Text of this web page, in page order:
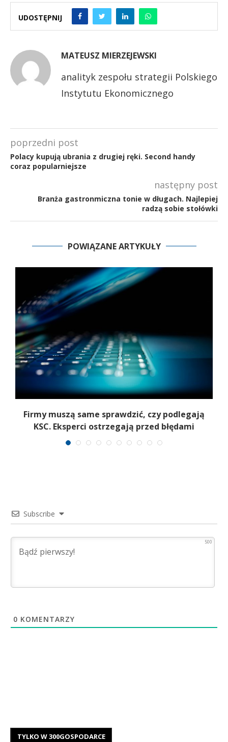
UDOSTĘPNIJ
MATEUSZ MIERZEJEWSKI
analityk zespołu strategii Polskiego
Instytutu Ekonomicznego
poprzedni post
Polacy kupują ubrania z drugiej ręki. Second handy
coraz popularniejsze
następny post
Branża gastronmiczna tonie w długach. Najlepiej
radzą sobie stołówki
POWIĄZANE ARTYKUŁY
Firmy muszą same sprawdzić, czy podlegają
KSC. Eksperci ostrzegają przed błędami
Subscribe
500
0 KOMENTARZY
TYLKO W 300GOSPODARCE